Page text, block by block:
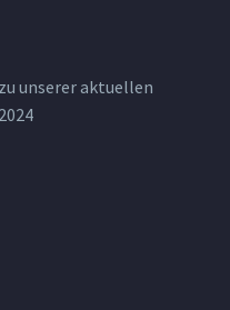
unserer aktuellen